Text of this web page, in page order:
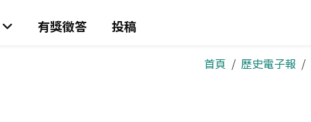
有獎徵答 投稿
首頁 歷史電子報